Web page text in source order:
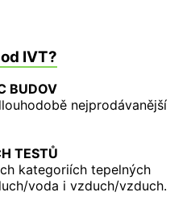
IVT?
BUDOV
nejprodávanější
TESTŮ
kategoriích tepelných
voda i vzduch/vzduch.